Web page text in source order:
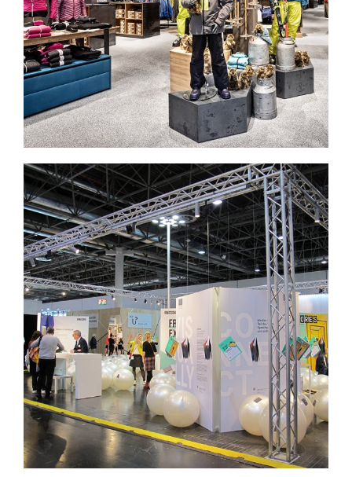
Kitzsteinhorn
Konzeptentwurf und Aufbau des
VMM-Messestands zur Euroshop
Düsseldorf